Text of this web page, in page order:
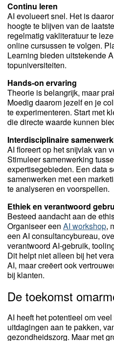
Continu leren
AI evolueert snel. Het is
hoogte te blijven van de
regelmatig vakliteratuur te
online cursussen te volgen.
Learning bieden uitstekende
topuniversiteiten.
Hands-on ervaring
Theorie is belangrijk, maar
Moedig daarom jezelf en je
te experimenteren. Start met
die directe waarde kunnen
Interdisciplinaire
AI floreert op het snijvlak van
Stimuleer samenwerking
expertisegebieden. Een data
samenwerken met een
te analyseren en voorspellen.
Ethiek en verantwoord
Besteed aandacht aan de
Organiseer een AI workshop,
een AI consultancybureau,
verantwoord AI-gebruik,
Dit helpt niet alleen bij het
AI, maar creëert ook
bij klanten.
De toekomst
AI heeft het potentieel om
uitdagingen aan te pakken,
gezondheidszorg. Maar met